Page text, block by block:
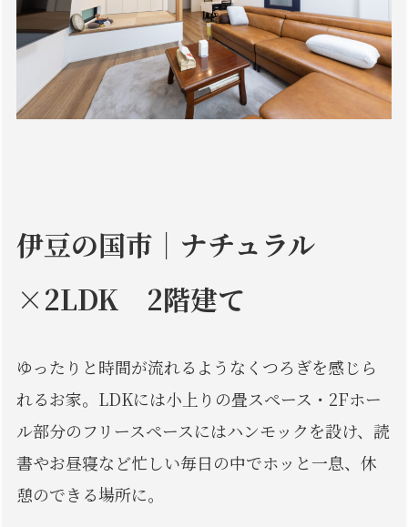
伊豆の国市｜ナチュラル
×2LDK 2階建て
ゆったりと時間が流れるようなくつろぎを感じら
れるお家。LDKには小上りの畳スペース・2Fホー
ル部分のフリースペースにはハンモックを設け、読
書やお昼寝など忙しい毎日の中でホッと一息、休
憩のできる場所に。